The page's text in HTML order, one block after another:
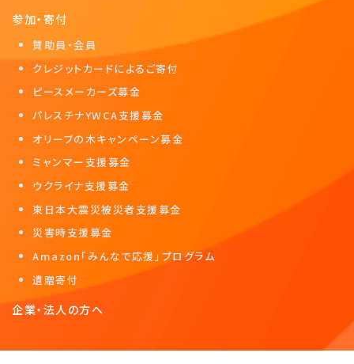
参加・寄付
賛助員・会員
クレジットカードによるご寄付
ピースメーカーズ募金
パレスチナYWCA支援募金
オリーブの木キャンペーン募金
ミャンマー支援募金
ウクライナ支援募金
東日本大震災被災者支援募金
災害時支援募金
Amazon「みんなで応援」プログラム
遺贈寄付
企業・法人の方へ